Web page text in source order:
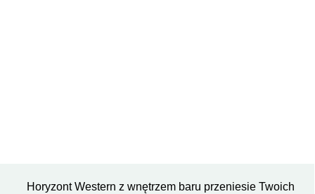
Horyzont Western z wnętrzem baru przeniesie Twoich